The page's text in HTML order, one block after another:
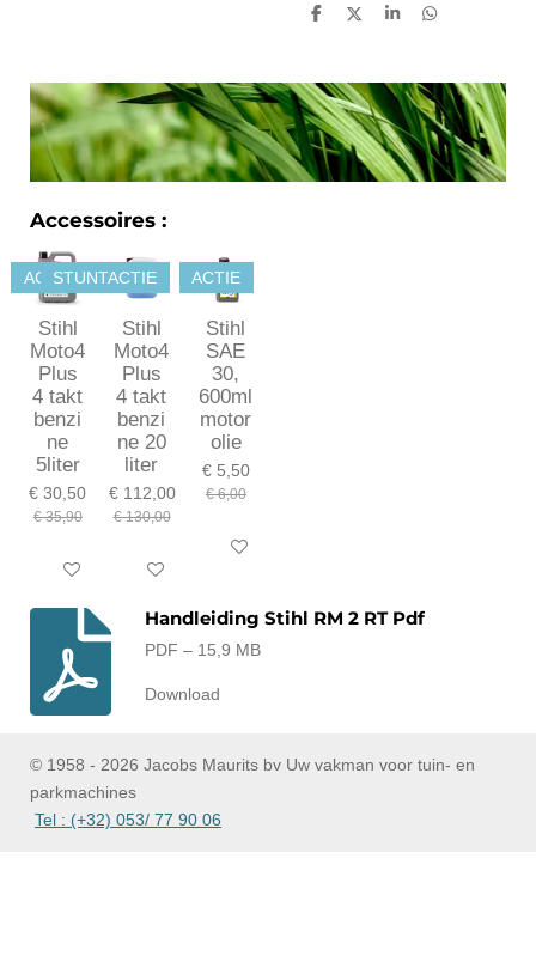
D
n
D
S
e
D
n
Accessoires :
ACTIE
Stihl
Moto4
Plus
4 takt
benzi
ne
5liter
€ 30,50
€ 35,90
In winkelwagen
STUNTACTIE
Stihl
Moto4
Plus
4 takt
benzi
ne 20
liter
€ 112,00
€ 130,00
In winkelwagen
ACTIE
Stihl
SAE
30,
600ml
motor
olie
€ 5,50
€ 6,00
In winkelwagen
Handleiding Stihl RM 2 RT Pdf
PDF – 15,9 MB
Download
© 1958 - 2026 Jacobs Maurits bv Uw vakman voor tuin- en
parkmachines
Tel : (+32) 053/ 77 90 06